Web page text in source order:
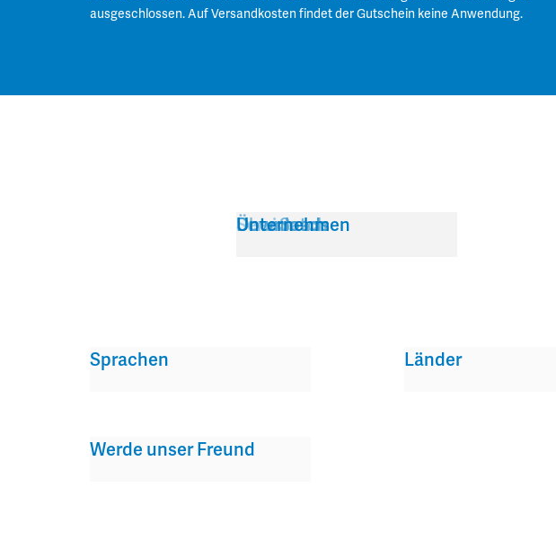
ausgeschlossen. Auf Versandkosten findet der Gutschein keine Anwendung.
Service
Über Satch
Downloads
Unternehmen
Werde unser Freund
Sprachen Länder